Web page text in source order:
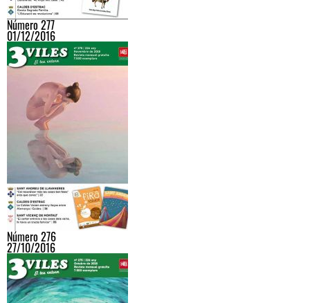
Número 277
01/12/2016
Número 276
27/10/2016